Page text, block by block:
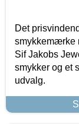
Det
smykkemærke
Sif Jakobs
smykker og et
udvalg.